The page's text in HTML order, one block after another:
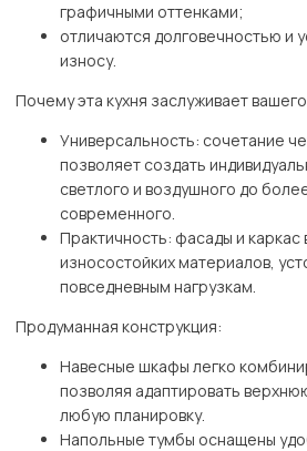
графичными оттенками;
отличаются долговечностью и
износу.
Почему эта кухня заслуживает
Универсальность: сочетание
позволяет создать
светлого и воздушного до
современного.
Практичность: фасады и каркас
износостойких материалов,
повседневным нагрузкам.
Продуманная конструкция:
Навесные шкафы легко
позволяя адаптировать
любую планировку.
Напольные тумбы оснащены